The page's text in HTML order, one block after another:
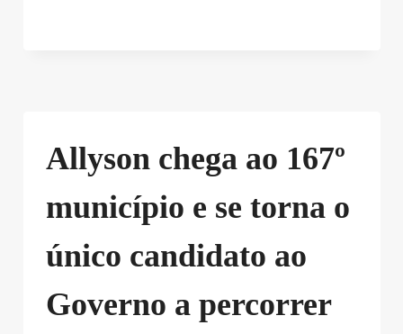
Allyson chega ao 167º
município e se torna o
único candidato ao
Governo a percorrer